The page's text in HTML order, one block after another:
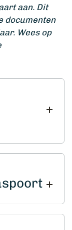
aan. Dit
documenten
Wees op